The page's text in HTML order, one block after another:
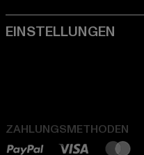
ZAHLUNGSMETHODEN